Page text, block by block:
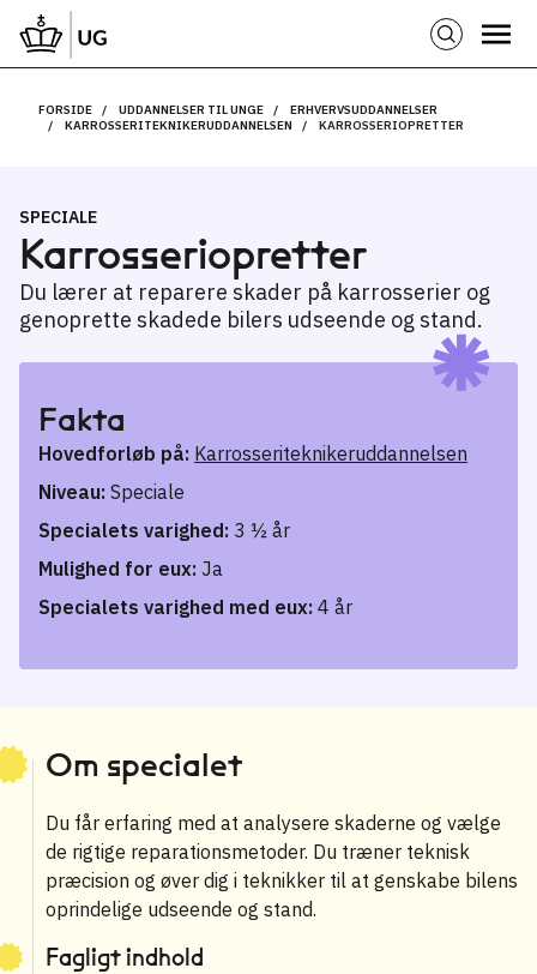
FORSIDE UDDANNELSER TIL UNGE
ERHVERVSUDDANNELSER
KARROSSERITEKNIKERUDDANNELSEN
KARROSSERIOPRETTER
SPECIALE
Karrosseri­­opretter
Du lærer at reparere skader på karrosserier og
genoprette skadede bilers udseende og stand.
Fakta
Hovedforløb på: Karrosseriteknikeruddannelsen
Niveau: Speciale
Specialets varighed: 3 ½ år
Mulighed for eux: Ja
Specialets varighed med eux: 4 år
Om specialet
Du får erfaring med at analysere skaderne og vælge
de rigtige reparationsmetoder. Du træner teknisk
præcision og øver dig i teknikker til at genskabe bilens
oprindelige udseende og stand.
Fagligt indhold